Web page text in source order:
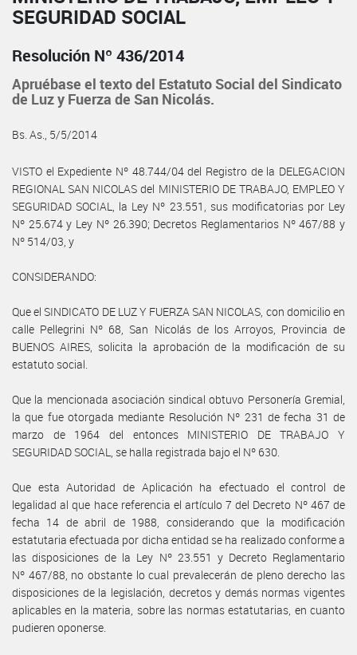
SEGURIDAD SOCIAL
Resolución Nº 436/2014
Apruébase el texto del Estatuto Social del Sindicato
de Luz y Fuerza de San Nicolás.
Bs. As., 5/5/2014
VISTO el Expediente Nº 48.744/04 del Registro de la DELEGACION
REGIONAL SAN NICOLAS del MINISTERIO DE TRABAJO, EMPLEO Y
SEGURIDAD SOCIAL, la Ley Nº 23.551, sus modificatorias por Ley
Nº 25.674 y Ley Nº 26.390; Decretos Reglamentarios Nº 467/88 y
Nº 514/03, y
CONSIDERANDO:
Que el SINDICATO DE LUZ Y FUERZA SAN NICOLAS, con domicilio en
calle Pellegrini Nº 68, San Nicolás de los Arroyos, Provincia de
BUENOS AIRES, solicita la aprobación de la modificación de su
estatuto social.
Que la mencionada asociación sindical obtuvo Personería Gremial,
la que fue otorgada mediante Resolución Nº 231 de fecha 31 de
marzo de 1964 del entonces MINISTERIO DE TRABAJO Y
SEGURIDAD SOCIAL, se halla registrada bajo el Nº 630.
Que esta Autoridad de Aplicación ha efectuado el control de
legalidad al que hace referencia el artículo 7 del Decreto Nº 467 de
fecha 14 de abril de 1988, considerando que la modificación
estatutaria efectuada por dicha entidad se ha realizado conforme a
las disposiciones de la Ley Nº 23.551 y Decreto Reglamentario
Nº 467/88, no obstante lo cual prevalecerán de pleno derecho las
disposiciones de la legislación, decretos y demás normas vigentes
aplicables en la materia, sobre las normas estatutarias, en cuanto
pudieren oponerse.